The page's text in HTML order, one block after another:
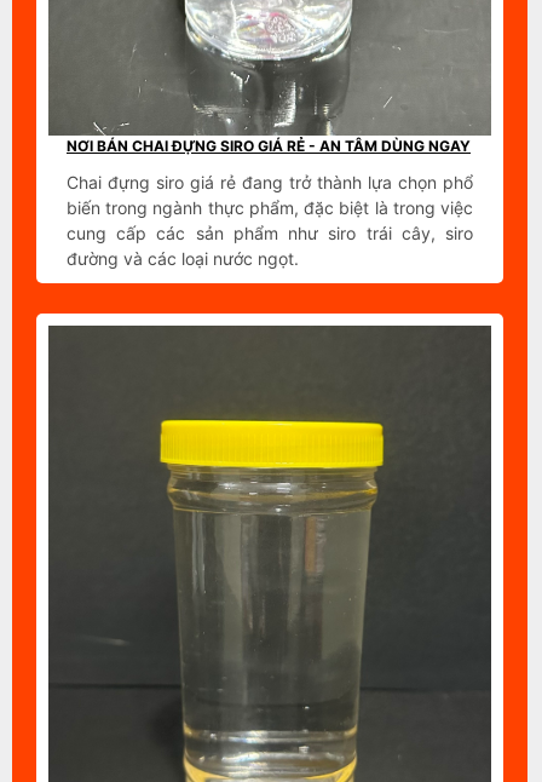
NƠI BÁN CHAI ĐỰNG SIRO GIÁ RẺ - AN TÂM DÙNG NGAY
Chai đựng siro giá rẻ đang trở thành lựa chọn phổ
biến trong ngành thực phẩm, đặc biệt là trong việc
cung cấp các sản phẩm như siro trái cây, siro
đường và các loại nước ngọt.